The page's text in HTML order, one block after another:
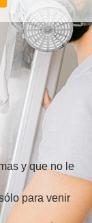
y que no le
para venir